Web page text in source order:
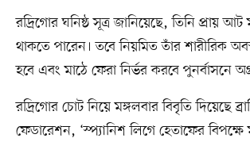
রদ্রিগোর ঘনিষ্ঠ সূত্র জানিয়েছে, তিনি প্রায় আট
থাকতে পারেন। তবে নিয়মিত তাঁর শারীরিক
হবে এবং মাঠে ফেরা নির্ভর করবে পুনর্বাসনে
রদ্রিগোর চোট নিয়ে মঙ্গলবার বিবৃতি দিয়েছে
ফেডারেশন, ‘স্প্যানিশ লিগে হেতাফের